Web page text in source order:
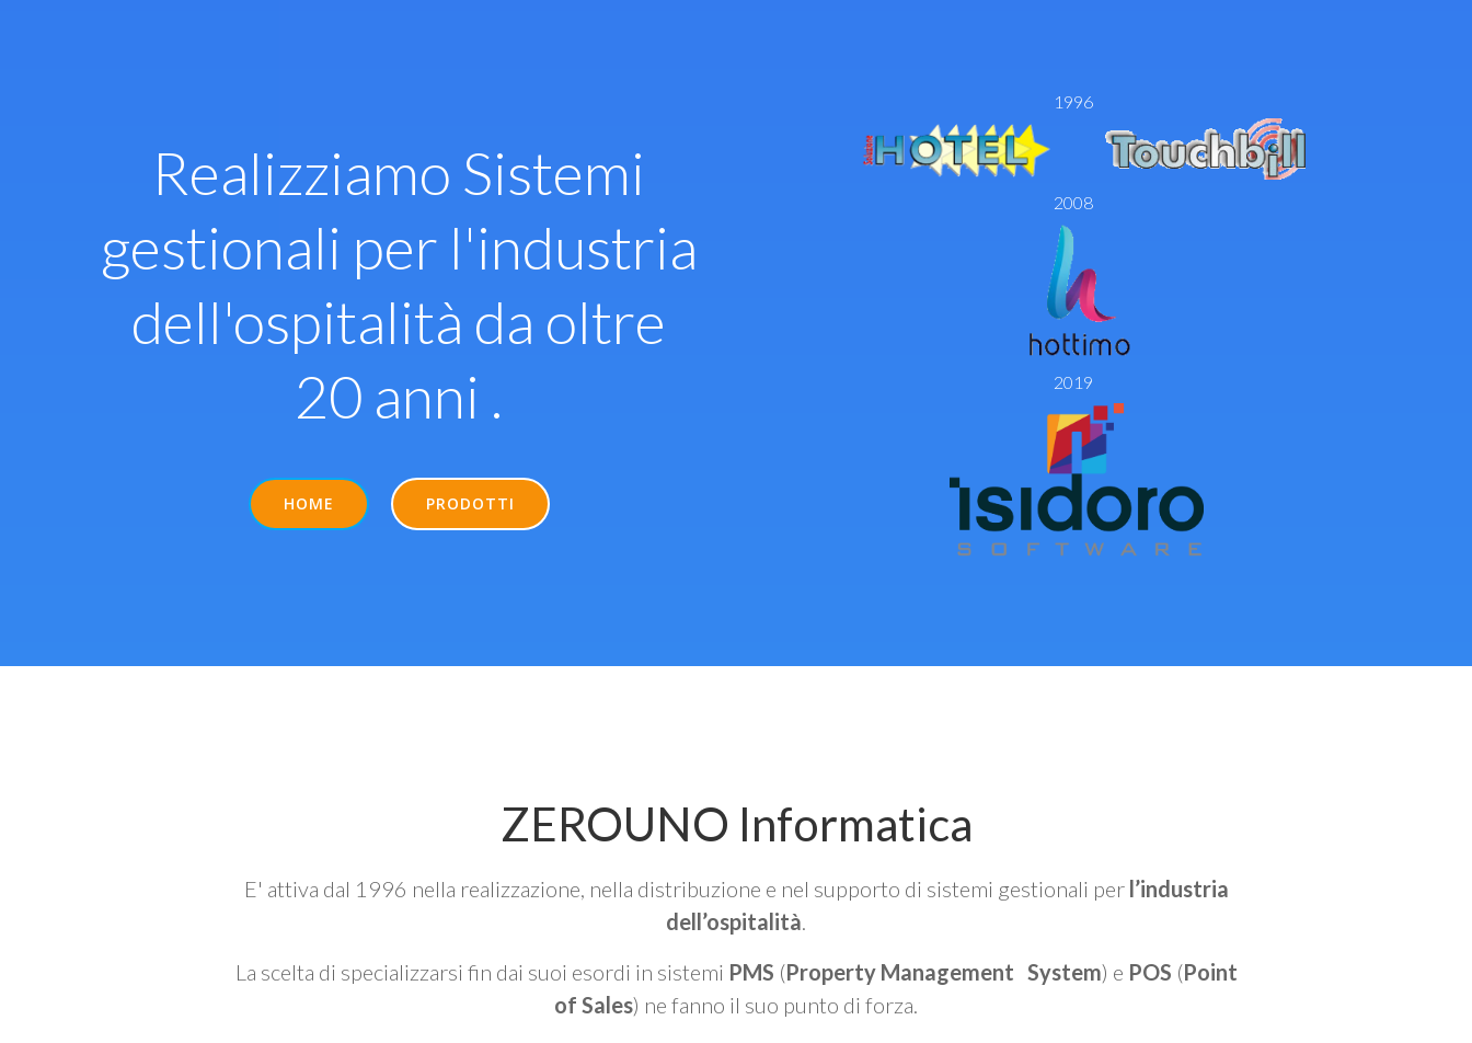
Realizziamo Sistemi
gestionali per l'industria
dell'ospitalità da oltre
20 anni .
HOME PRODOTTI
1996
2008
2019
ZEROUNO Informatica
E' attiva dal 1996 nella realizzazione, nella distribuzione e nel supporto di sistemi gestionali per l’industria
dell’ospitalità
La scelta di specializzarsi fin dai suoi esordi in sistemi PMS (Property Management System) e POS (Point
of Sales) ne fanno il suo punto di forza.